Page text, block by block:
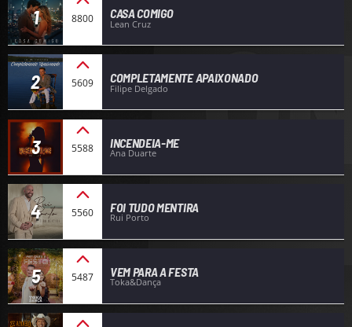
1 8800 CASA COMIGO
Lean Cruz
2 5609 COMPLETAMENTE APAIXONADO
Filipe Delgado
3 5588 INCENDEIA-ME
Ana Duarte
4 5560 FOI TUDO MENTIRA
Rui Porto
5 5487 VEM PARA A FESTA
Toka&Dança